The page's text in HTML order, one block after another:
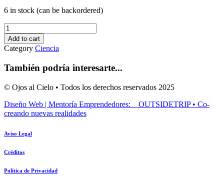
6 in stock (can be backordered)
Stellarscope
quantity
Add to cart
Category Ciencia
También podría interesarte...
© Ojos al Cielo • Todos los derechos reservados 2025
Diseño Web | Mentoría Emprendedores: OUTSIDETRIP • Co-
creando nuevas realidades
Aviso Legal
Créditos
Política de Privacidad